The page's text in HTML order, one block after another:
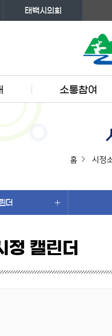
태백시의회
소통참여
홈 시정
더
정 캘린더